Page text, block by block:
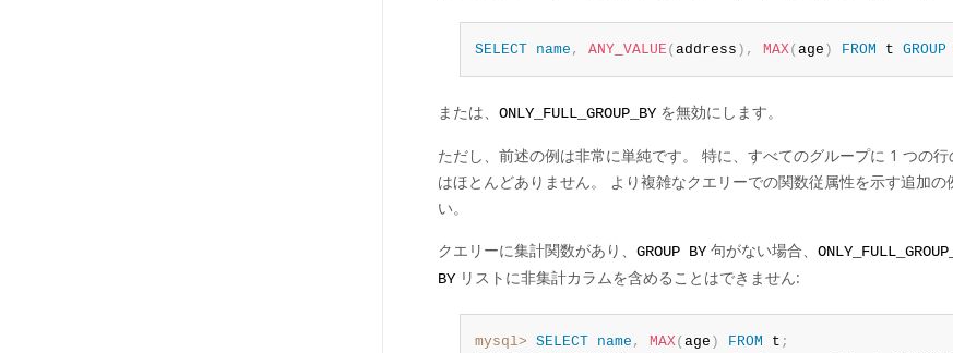
SELECT name , ANY_VALUE (address ) , MAX(age ) FROM t GROUP
または、 ONLY_FULL_GROUP_BY を無効にします。
ただし、前述の例は非常に単純です。 特に、すべてのグループに 1 つの
はほとんどありません。 より複雑なクエリーでの関数従属性を示す追加の
い。
クエリーに集計関数があり、 GROUP BY 句がない場合、
BY リストに非集計カラムを含めることはできません:
mysql> SELECT name , MAX(age ) FROM t ;